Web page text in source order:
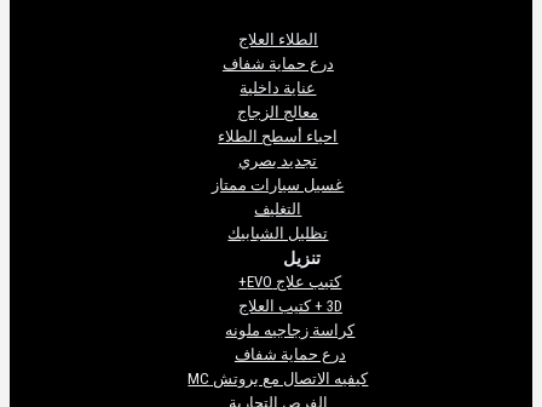
الطلاء العلاج
درع حماية شفاف
عناية داخلية
معالج الزجاج
احياء أسطح الطلاء
تجديد بصري
غسيل سيارات ممتاز
التغليف
تظليل الشبابيك
تنزيل
كتيب علاج EVO+
3D + كتيب العلاج
كراسة زجاجيه ملونه
درع حماية شفاف
كيفيه الاتصال مع بروتش MC
الفرص التجارية